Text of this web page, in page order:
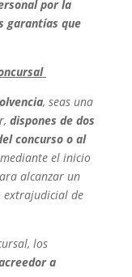
por la
garantías que
, seas una
dispones de dos
concurso o al
el inicio
alcanzar un
extrajudicial de
los
a